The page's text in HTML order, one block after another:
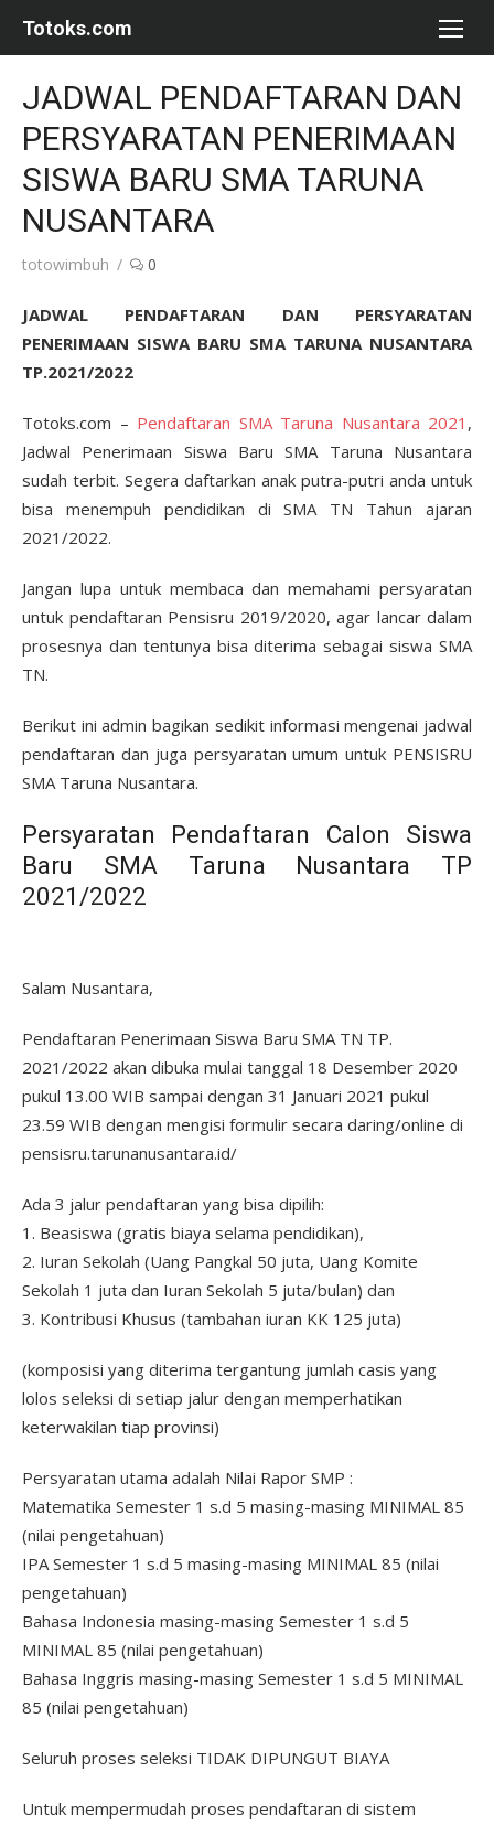
Totoks.com
JADWAL PENDAFTARAN DAN
PERSYARATAN PENERIMAAN
SISWA BARU SMA TARUNA
NUSANTARA
Author
totowimbuh 0
JADWAL PENDAFTARAN DAN PERSYARATAN
PENERIMAAN SISWA BARU SMA TARUNA NUSANTARA
TP.2021/2022
Totoks.com – Pendaftaran SMA Taruna Nusantara 2021 ,
Jadwal Penerimaan Siswa Baru SMA Taruna Nusantara
sudah terbit. Segera daftarkan anak putra-putri anda untuk
bisa menempuh pendidikan di SMA TN Tahun ajaran
2021/2022.
Jangan lupa untuk membaca dan memahami persyaratan
untuk pendaftaran Pensisru 2019/2020, agar lancar dalam
prosesnya dan tentunya bisa diterima sebagai siswa SMA
TN.
Berikut ini admin bagikan sedikit informasi mengenai jadwal
pendaftaran dan juga persyaratan umum untuk PENSISRU
SMA Taruna Nusantara.
Persyaratan Pendaftaran Calon Siswa
Baru SMA Taruna Nusantara TP
2021/2022
Salam Nusantara,
Pendaftaran Penerimaan Siswa Baru SMA TN TP.
2021/2022 akan dibuka mulai tanggal 18 Desember 2020
pukul 13.00 WIB sampai dengan 31 Januari 2021 pukul
23.59 WIB dengan mengisi formulir secara daring/online di
pensisru.tarunanusantara.id/
Ada 3 jalur pendaftaran yang bisa dipilih:
1. Beasiswa (gratis biaya selama pendidikan),
2. Iuran Sekolah (Uang Pangkal 50 juta, Uang Komite
Sekolah 1 juta dan Iuran Sekolah 5 juta/bulan) dan
3. Kontribusi Khusus (tambahan iuran KK 125 juta)
(komposisi yang diterima tergantung jumlah casis yang
lolos seleksi di setiap jalur dengan memperhatikan
keterwakilan tiap provinsi)
Persyaratan utama adalah Nilai Rapor SMP :
Matematika Semester 1 s.d 5 masing-masing MINIMAL 85
(nilai pengetahuan)
IPA Semester 1 s.d 5 masing-masing MINIMAL 85 (nilai
pengetahuan)
Bahasa Indonesia masing-masing Semester 1 s.d 5
MINIMAL 85 (nilai pengetahuan)
Bahasa Inggris masing-masing Semester 1 s.d 5 MINIMAL
85 (nilai pengetahuan)
Seluruh proses seleksi TIDAK DIPUNGUT BIAYA
Untuk mempermudah proses pendaftaran di sistem